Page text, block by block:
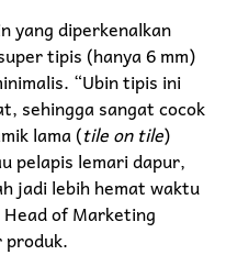
yang diperkenalkan
tipis (hanya 6 mm)
“Ubin tipis ini
sehingga sangat cocok
lama (tile on tile)
pelapis lemari dapur,
jadi lebih hemat waktu
Head of Marketing
produk.